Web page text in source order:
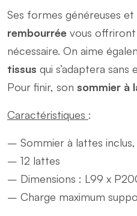
sommier
quantity
Ses formes généreuses et
rembourrée vous
nécessaire. On aime
tissus qui s’adaptera
Pour finir, son sommier à
Caractéristiques :
– Sommier à lattes
– 12 lattes
– Dimensions : L99 x
– Charge maximum